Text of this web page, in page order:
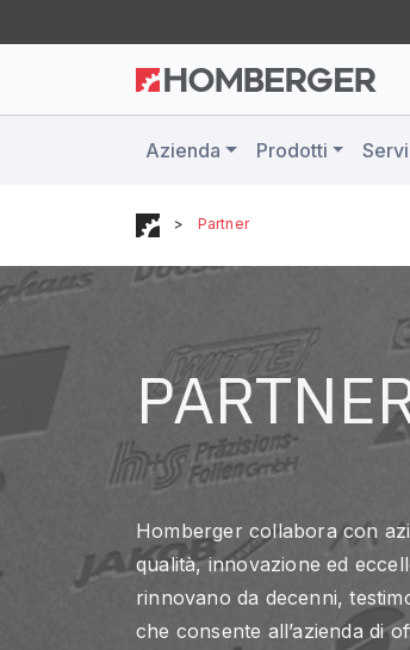
Azienda Prodotti
> Partner
Homberger collabora con
qualità, innovazione ed
rinnovano da decenni,
che consente all’azienda di